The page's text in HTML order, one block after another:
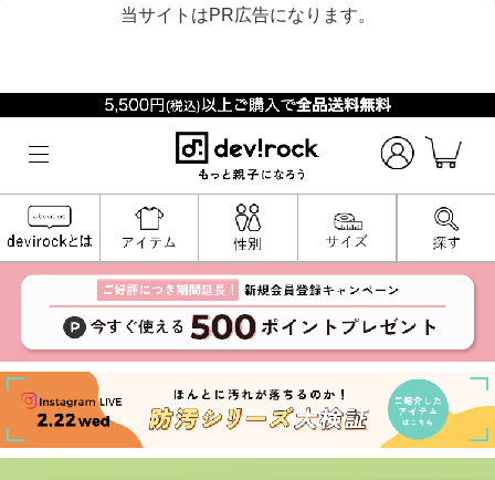
当サイトはPR広告になります。